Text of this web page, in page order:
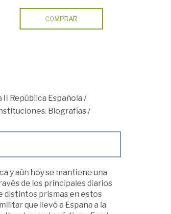
COMPRAR
II República Española /
Biografías/
y aún hoy se mantiene una
de los principales diarios
distintos prismas en estos
que llevó a España a la